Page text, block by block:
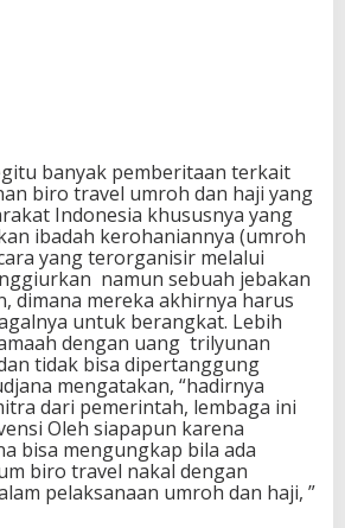
banyak pemberitaan terkait
biro travel umroh dan haji yang
Indonesia khususnya yang
ibadah kerohaniannya (umroh
yang terorganisir melalui
namun sebuah jebakan
dimana mereka akhirnya harus
untuk berangkat. Lebih
dengan uang trilyunan
tidak bisa dipertanggung
mengatakan, “hadirnya
dari pemerintah, lembaga ini
Oleh siapapun karena
bisa mengungkap bila ada
biro travel nakal dengan
pelaksanaan umroh dan haji, ”